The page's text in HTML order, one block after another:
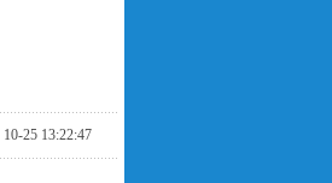
10-25 13:22:47